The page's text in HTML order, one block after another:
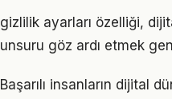
gizlilik ayarları özelliği,
unsuru göz ardı etmek
Başarılı insanların dijital